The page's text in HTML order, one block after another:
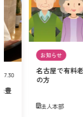
豊
お知らせ
名古屋で有料
の方
法人本部